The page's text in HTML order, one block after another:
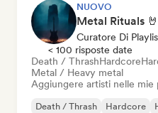
NUOVO
Curatore Di
< 100 risposte date
Death / ThrashHardcore
Metal / Heavy metal
Aggiungere artisti nelle mie
Death / Thrash Hardcore